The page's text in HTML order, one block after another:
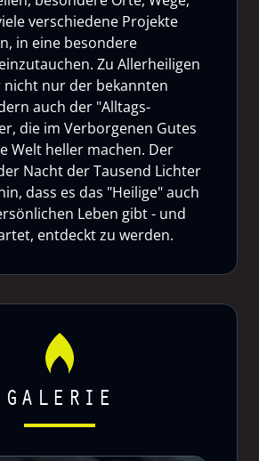
verschiedene Projekte
in eine besondere
Zu Allerheiligen
nicht nur der bekannten
auch der "Alltags-
die im Verborgenen Gutes
Welt heller machen. Der
Nacht der Tausend Lichter
dass es das "Heilige" auch
Leben gibt - und
entdeckt zu werden.
GALERIE